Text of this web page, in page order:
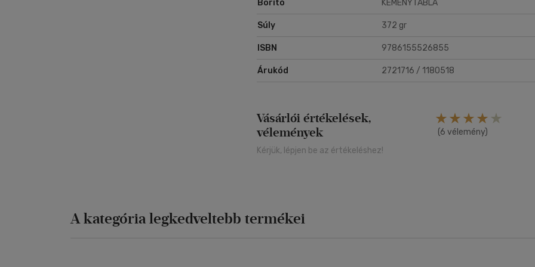
Borító KEMÉNYTÁBLA
Súly 372 gr
ISBN 9786155526855
Árukód 2721716 / 1180518
Vásárlói értékelések,
vélemények
(6 vélemény)
Kérjük, lépjen be az értékeléshez!
A kategória legkedveltebb termékei